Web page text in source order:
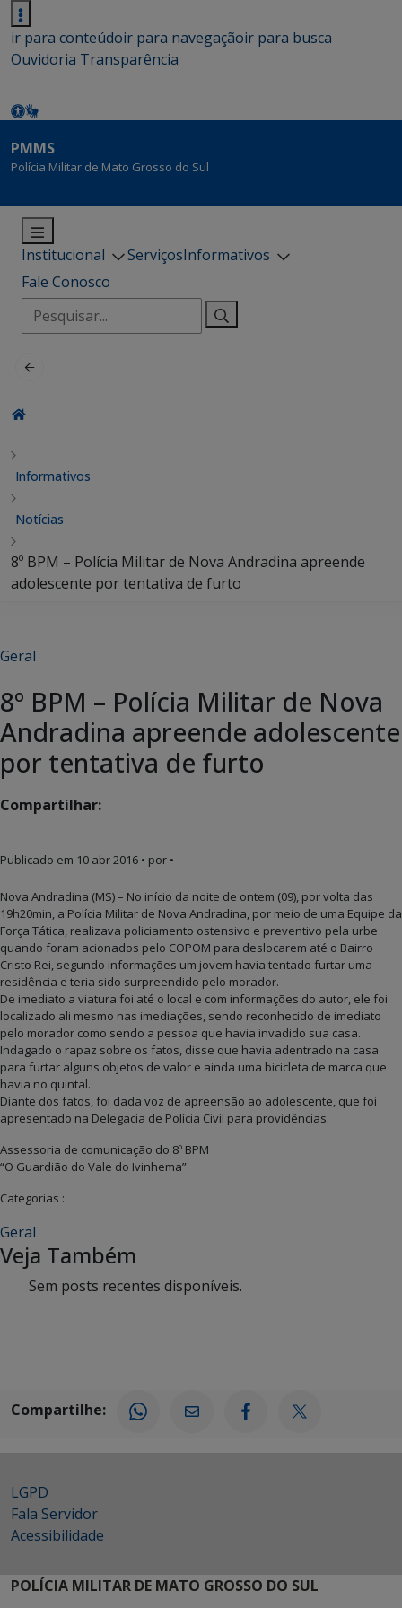
ir para conteúdoir para navegaçãoir para busca
Ouvidoria Transparência
PMMS
Polícia Militar de Mato Grosso do Sul
Institucional ServiçosInformativos
Fale Conosco
Pesquisar
por:
Informativos
Notícias
8º BPM – Polícia Militar de Nova Andradina apreende
adolescente por tentativa de furto
Geral
8º BPM – Polícia Militar de Nova
Andradina apreende adolescente
por tentativa de furto
Compartilhar:
Publicado em 10 abr 2016 • por •
Nova Andradina (MS) – No início da noite de ontem (09), por volta das
19h20min, a Polícia Militar de Nova Andradina, por meio de uma Equipe da
Força Tática, realizava policiamento ostensivo e preventivo pela urbe
quando foram acionados pelo COPOM para deslocarem até o Bairro
Cristo Rei, segundo informações um jovem havia tentado furtar uma
residência e teria sido surpreendido pelo morador.
De imediato a viatura foi até o local e com informações do autor, ele foi
localizado ali mesmo nas imediações, sendo reconhecido de imediato
pelo morador como sendo a pessoa que havia invadido sua casa.
Indagado o rapaz sobre os fatos, disse que havia adentrado na casa
para furtar alguns objetos de valor e ainda uma bicicleta de marca que
havia no quintal.
Diante dos fatos, foi dada voz de apreensão ao adolescente, que foi
apresentado na Delegacia de Polícia Civil para providências.
Assessoria de comunicação do 8º BPM
“O Guardião do Vale do Ivinhema”
Categorias :
Geral
Veja Também
Sem posts recentes disponíveis.
Compartilhe:
LGPD
Fala Servidor
Acessibilidade
POLÍCIA MILITAR DE MATO GROSSO DO SUL